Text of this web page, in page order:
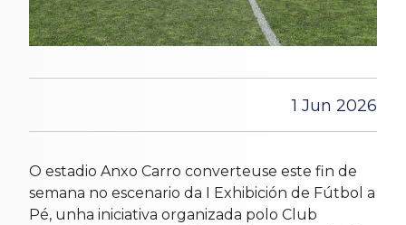
1 Jun 2026
O estadio Anxo Carro converteuse este fin de
semana no escenario da I Exhibición de Fútbol a
Pé, unha iniciativa organizada polo Club